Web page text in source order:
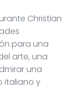
Christian
para una
arte, una
una
italiano y